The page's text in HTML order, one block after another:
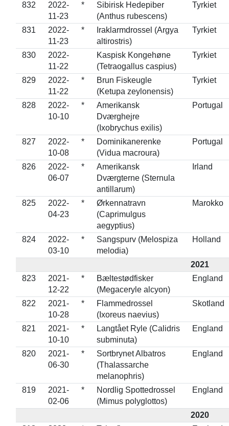
832
2022-
11-23
*
Sibirisk Hedepiber
(Anthus rubescens)
Tyrkiet
831
2022-
11-23
*
Iraklarmdrossel (Argya
altirostris)
Tyrkiet
830
2022-
11-22
Kaspisk Kongehøne
(Tetraogallus caspius)
Tyrkiet
829
2022-
11-22
*
Brun Fiskeugle
(Ketupa zeylonensis)
Tyrkiet
828
2022-
10-10
*
Amerikansk
Dværghejre
(Ixobrychus exilis)
Portugal
827
2022-
10-08
*
Dominikanerenke
(Vidua macroura)
Portugal
826
2022-
06-07
*
Amerikansk
Dværgterne (Sternula
antillarum)
Irland
825
2022-
04-23
*
Ørkennatravn
(Caprimulgus
aegyptius)
Marokko
824
2022-
03-10
*
Sangspurv (Melospiza
melodia)
Holland
2021
823
2021-
12-22
*
Bæltestødfisker
(Megaceryle alcyon)
England
822
2021-
10-28
*
Flammedrossel
(Ixoreus naevius)
Skotland
821
2021-
10-10
*
Langtået Ryle (Calidris
subminuta)
England
820
2021-
06-30
*
Sortbrynet Albatros
(Thalassarche
melanophris)
England
819
2021-
02-06
*
Nordlig Spottedrossel
(Mimus polyglottos)
England
2020